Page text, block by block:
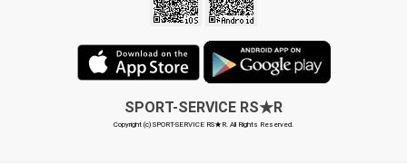
SPORT-SERVICE RS★R
Copyright (c) SPORT-SERVICE RS★R. All Rights Reserved.